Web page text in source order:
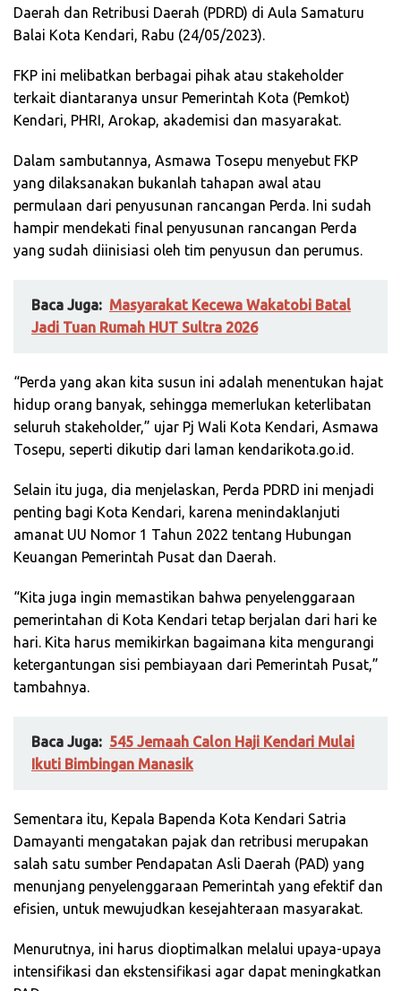
Daerah dan Retribusi Daerah (PDRD) di Aula Samaturu
Balai Kota Kendari, Rabu (24/05/2023).
FKP ini melibatkan berbagai pihak atau stakeholder
terkait diantaranya unsur Pemerintah Kota (Pemkot)
Kendari, PHRI, Arokap, akademisi dan masyarakat.
Dalam sambutannya, Asmawa Tosepu menyebut FKP
yang dilaksanakan bukanlah tahapan awal atau
permulaan dari penyusunan rancangan Perda. Ini sudah
hampir mendekati final penyusunan rancangan Perda
yang sudah diinisiasi oleh tim penyusun dan perumus.
Baca Juga: Masyarakat Kecewa Wakatobi Batal
Jadi Tuan Rumah HUT Sultra 2026
“Perda yang akan kita susun ini adalah menentukan hajat
hidup orang banyak, sehingga memerlukan keterlibatan
seluruh stakeholder,” ujar Pj Wali Kota Kendari, Asmawa
Tosepu, seperti dikutip dari laman kendarikota.go.id.
Selain itu juga, dia menjelaskan, Perda PDRD ini menjadi
penting bagi Kota Kendari, karena menindaklanjuti
amanat UU Nomor 1 Tahun 2022 tentang Hubungan
Keuangan Pemerintah Pusat dan Daerah.
“Kita juga ingin memastikan bahwa penyelenggaraan
pemerintahan di Kota Kendari tetap berjalan dari hari ke
hari. Kita harus memikirkan bagaimana kita mengurangi
ketergantungan sisi pembiayaan dari Pemerintah Pusat,”
tambahnya.
Baca Juga: 545 Jemaah Calon Haji Kendari Mulai
Ikuti Bimbingan Manasik
Sementara itu, Kepala Bapenda Kota Kendari Satria
Damayanti mengatakan pajak dan retribusi merupakan
salah satu sumber Pendapatan Asli Daerah (PAD) yang
menunjang penyelenggaraan Pemerintah yang efektif dan
efisien, untuk mewujudkan kesejahteraan masyarakat.
Menurutnya, ini harus dioptimalkan melalui upaya-upaya
intensifikasi dan ekstensifikasi agar dapat meningkatkan